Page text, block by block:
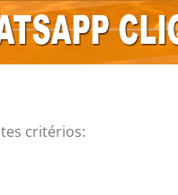
critérios: